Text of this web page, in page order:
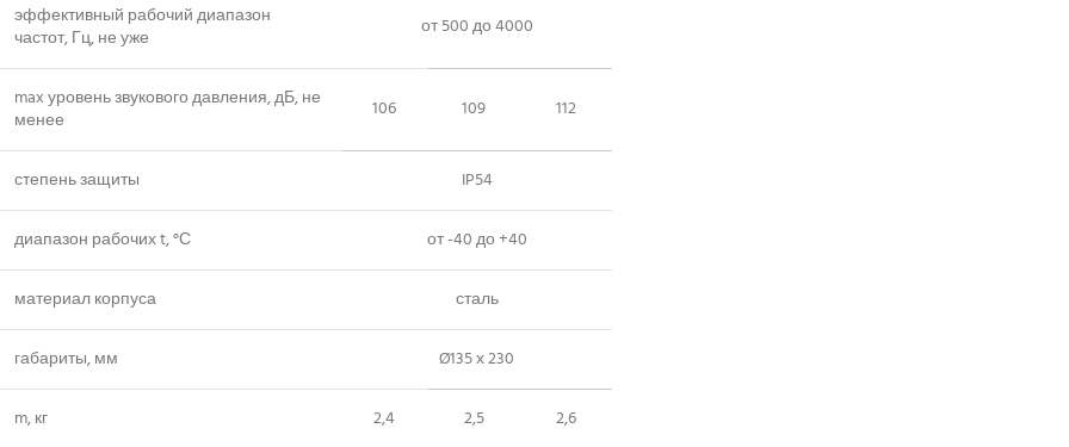
эффективный рабочий диапазон
частот, Гц, не уже
от 500 до 4000
max уровень звукового давления, дБ, не
менее
106 109 112
степень защиты IP54
диапазон рабочих t, °С от -40 до +40
материал корпуса сталь
габариты, мм Ø135 х 230
m, кг 2,4 2,5 2,6